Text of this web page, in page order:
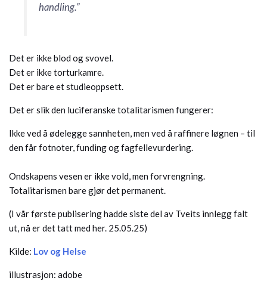
handling.”
Det er ikke blod og svovel.
Det er ikke torturkamre.
Det er bare et studieoppsett.
Det er slik den luciferanske totalitarismen fungerer:
Ikke ved å ødelegge sannheten, men ved å raffinere løgnen – til
den får fotnoter, funding og fagfellevurdering.
Ondskapens vesen er ikke vold, men forvrengning.
Totalitarismen bare gjør det permanent.
(I vår første publisering hadde siste del av Tveits innlegg falt
ut, nå er det tatt med her. 25.05.25)
Kilde: Lov og Helse
illustrasjon: adobe